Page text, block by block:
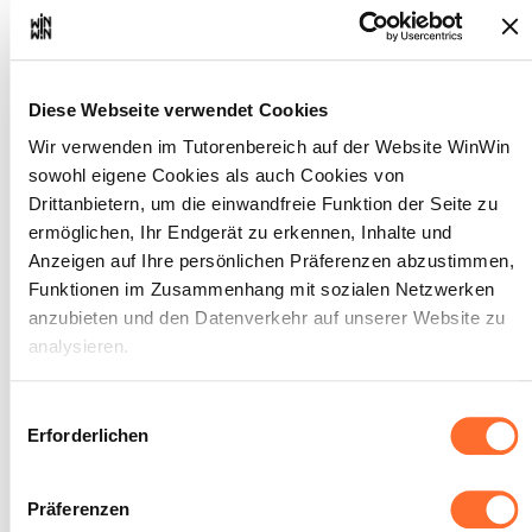
Diese Webseite verwendet Cookies
Wir verwenden im Tutorenbereich auf der Website WinWin
sowohl eigene Cookies als auch Cookies von
Drittanbietern, um die einwandfreie Funktion der Seite zu
ermöglichen, Ihr Endgerät zu erkennen, Inhalte und
Anzeigen auf Ihre persönlichen Präferenzen abzustimmen,
Funktionen im Zusammenhang mit sozialen Netzwerken
anzubieten und den Datenverkehr auf unserer Website zu
analysieren.
akzeptieren, ablehnen oder konfigurieren. Davon
ausgenommen sind Cookies, die für die Funktion der
Website unbedingt erforderlich sind. Eine Beschreibung der
verschiedenen Cookies finden sie oben unter „Details“.
Erforderlichen
Präferenzen
Der Auszubildende ist in der Lage: • seine
Arbeit einzuteilen • sich die für die
Erfüllung seiner Aufgabe erforderlichen
Informationen zu beschaffen • die
benötigte Arbeitszeit einzuschätzen
SOCKEL